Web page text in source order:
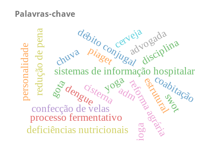
Palavras-chave
sistemas de informação hospitalar
dengue
processo fermentativo reforma agrária
estrutural
coabitação
débito conjugal
deficiências nutricionais
chuva
adm
redução de pena cisterna
disciplina
advogada
confecção de velas
ioga
yoga
gota
cerveja
swot
personalidade piaget